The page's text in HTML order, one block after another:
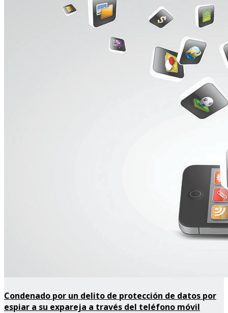
Condenado por un delito de protección de datos por
espiar a su expareja a través del teléfono móvil